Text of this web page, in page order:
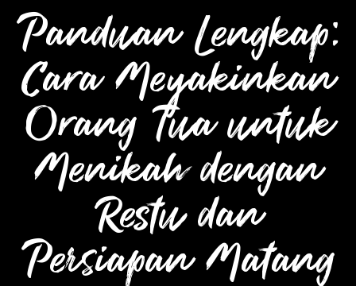
Panduan Lengkap:
Cara Meyakinkan
Orang Tua untuk
Menikah dengan
Restu dan
Persiapan Matang